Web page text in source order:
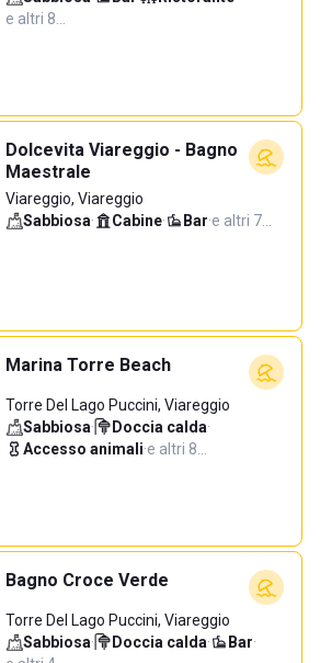
e altri 8…
Dolcevita Viareggio - Bagno
Maestrale
Viareggio, Viareggio
Sabbiosa· Cabine· Bar·e altri 7…
Marina Torre Beach
Torre Del Lago Puccini, Viareggio
Sabbiosa· Doccia calda·
Accesso animali·e altri 8…
Bagno Croce Verde
Torre Del Lago Puccini, Viareggio
Sabbiosa· Doccia calda· Bar·